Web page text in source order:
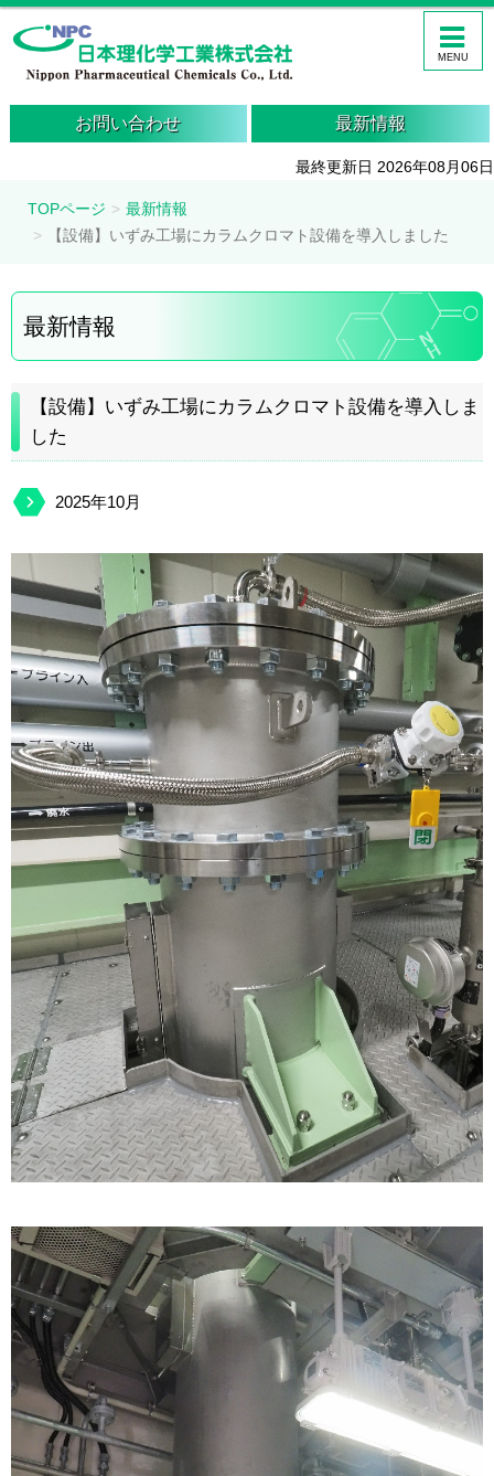
お問い合わせ 最新情報
最終更新日 2026年08月06日
TOPページ
最新情報
【設備】いずみ工場にカラムクロマト設備を導入しました
最新情報
【設備】いずみ工場にカラムクロマト設備を導入しま
した
2025年10月
MENU